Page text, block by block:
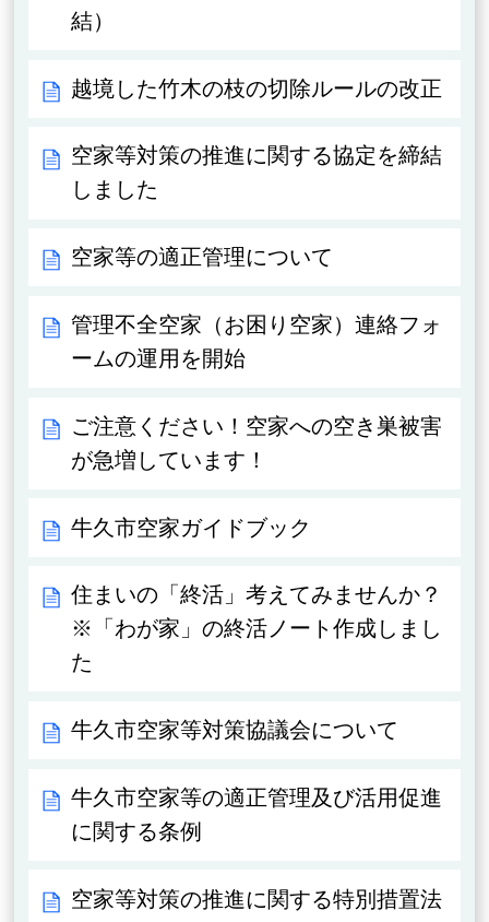
結）
越境した竹木の枝の切除ルールの改正
空家等対策の推進に関する協定を締結
しました
空家等の適正管理について
管理不全空家（お困り空家）連絡フォ
ームの運用を開始
ご注意ください！空家への空き巣被害
が急増しています！
牛久市空家ガイドブック
住まいの「終活」考えてみませんか？
※「わが家」の終活ノート作成しまし
た
牛久市空家等対策協議会について
牛久市空家等の適正管理及び活用促進
に関する条例
空家等対策の推進に関する特別措置法